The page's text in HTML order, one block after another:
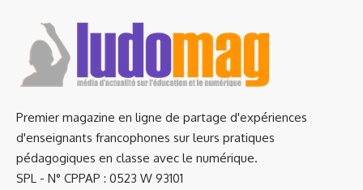
Premier magazine en ligne de partage d'expériences
d'enseignants francophones sur leurs pratiques
pédagogiques en classe avec le numérique.
SPL - N° CPPAP : 0523 W 93101